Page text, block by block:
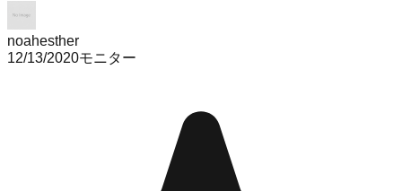
noahesther
12/13/2020モニター